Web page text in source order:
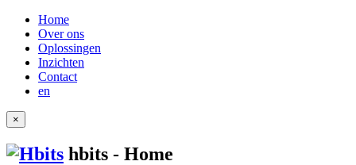
Home
Over ons
Oplossingen
Inzichten
Contact
en
×
hbits - Home